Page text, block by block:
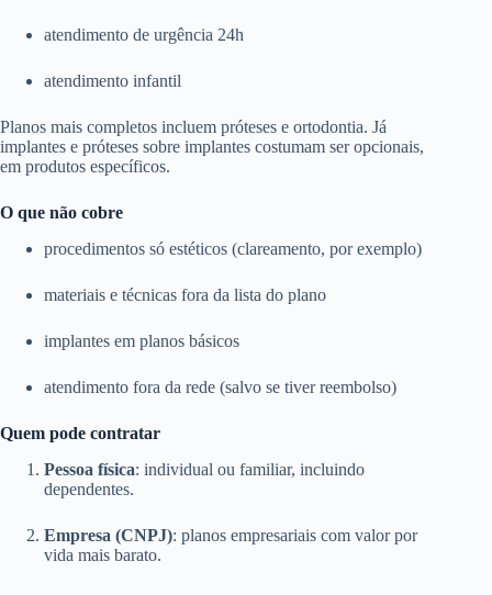
atendimento de urgência 24h
atendimento infantil
Planos mais completos incluem próteses e ortodontia. Já
implantes e próteses sobre implantes costumam ser opcionais,
em produtos específicos.
O que não cobre
procedimentos só estéticos (clareamento, por exemplo)
materiais e técnicas fora da lista do plano
implantes em planos básicos
atendimento fora da rede (salvo se tiver reembolso)
Quem pode contratar
Pessoa física: individual ou familiar, incluindo
dependentes.
Empresa (CNPJ): planos empresariais com valor por
vida mais barato.